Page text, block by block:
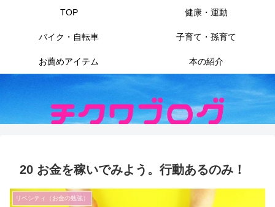
TOP 健康・運動
バイク・自転車 子育て・孫育て
お薦めアイテム 本の紹介
20 お金を稼いでみよう。行動あるのみ！
リベシティ（お金の勉強）